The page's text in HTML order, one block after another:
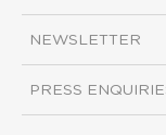
NEWSLETTER
PRESS